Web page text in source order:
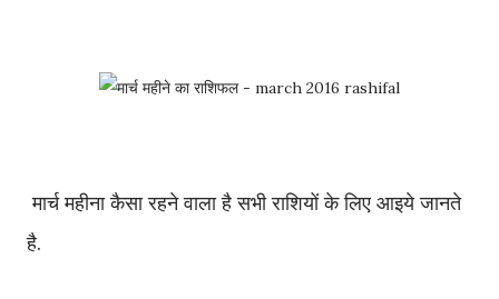
मार्च महीना कैसा रहने वाला है सभी राशियों के लिए आइये जानते
है.